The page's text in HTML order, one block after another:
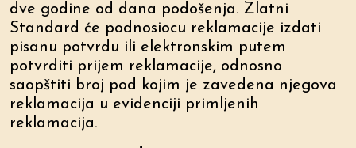
dve godine od dana podošenja. Zlatni
Standard će podnosiocu reklamacije izdati
pisanu potvrdu ili elektronskim putem
potvrditi prijem reklamacije, odnosno
saopštiti broj pod kojim je zavedena njegova
reklamacija u evidenciji primljenih
reklamacija.